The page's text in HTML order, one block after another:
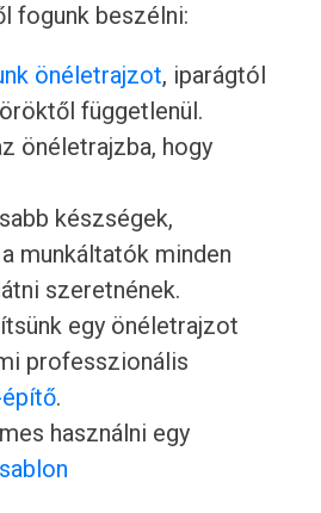
fogunk beszélni:
önéletrajzot, iparágtól
függetlenül.
önéletrajzba, hogy
készségek,
munkáltatók minden
szeretnének.
egy önéletrajzot
professzionális
.
használni egy